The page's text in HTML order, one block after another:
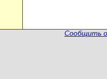
Сообщить о